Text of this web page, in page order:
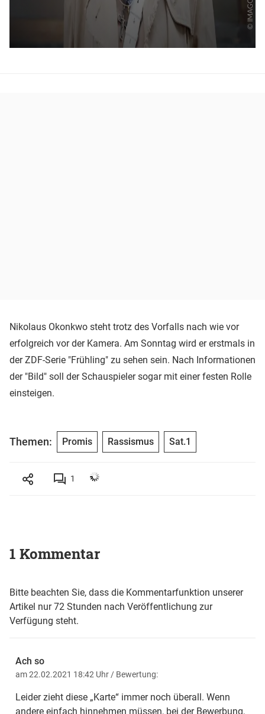
Nikolaus Okonkwo steht trotz des Vorfalls nach wie vor
erfolgreich vor der Kamera. Am Sonntag wird er erstmals in
der ZDF-Serie "Frühling" zu sehen sein. Nach Informationen
der "Bild" soll der Schauspieler sogar mit einer festen Rolle
einsteigen.
Themen: Promis Rassismus Sat.1
1
1 Kommentar
Bitte beachten Sie, dass die Kommentarfunktion unserer
Artikel nur 72 Stunden nach Veröffentlichung zur
Verfügung steht.
Ach so
am 22.02.2021 18:42 Uhr / Bewertung:
Leider zieht diese „Karte“ immer noch überall. Wenn
andere einfach hinnehmen müssen, bei der Bewerbung,